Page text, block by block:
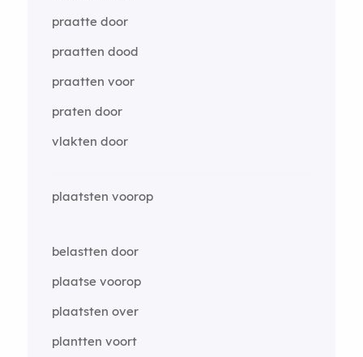
praatte door
praatten dood
praatten voor
praten door
vlakten door
plaatsten voorop
belastten door
plaatse voorop
plaatsten over
plantten voort